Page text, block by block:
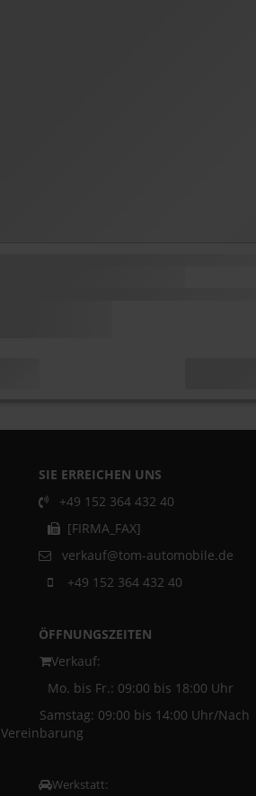
SIE ERREICHEN UNS
+49 152 364 432 40
[FIRMA_FAX]
verkauf@tom-automobile.de
+49 152 364 432 40
ÖFFNUNGSZEITEN
Verkauf:
Mo. bis Fr.: 09:00 bis 18:00 Uhr
Samstag: 09:00 bis 14:00 Uhr/Nach
Vereinbarung
Werkstatt: